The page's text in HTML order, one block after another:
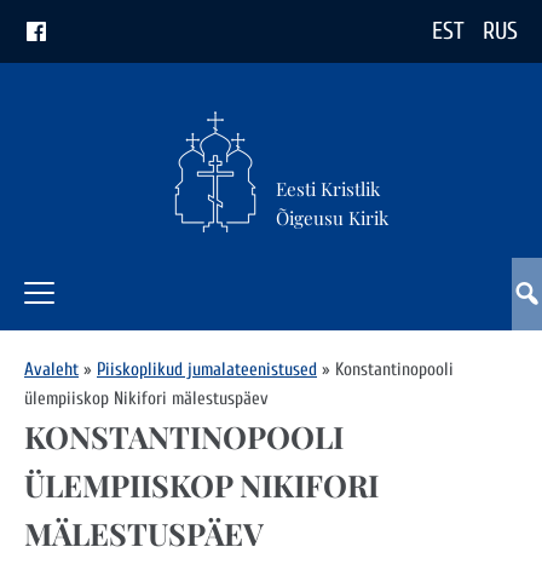
EST RUS
Eesti Kristlik
Õigeusu Kirik
Avaleht » Piiskoplikud jumalateenistused » Konstantinopooli
ülempiiskop Nikifori mälestuspäev
KONSTANTINOPOOLI
ÜLEMPIISKOP NIKIFORI
MÄLESTUSPÄEV